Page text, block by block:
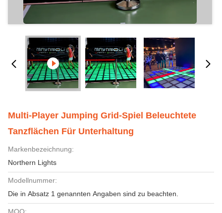
Multi-Player Jumping Grid-Spiel Beleuchtete
Tanzflächen Für Unterhaltung
Markenbezeichnung:
Northern Lights
Modellnummer:
Die in Absatz 1 genannten Angaben sind zu beachten.